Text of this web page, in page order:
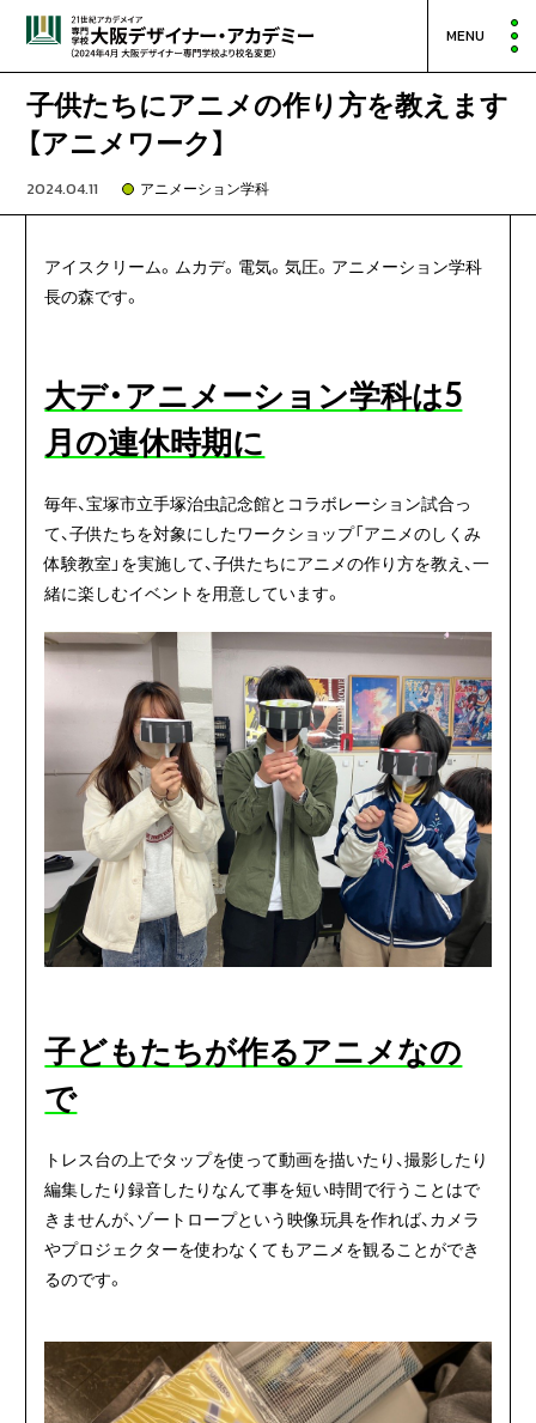
MENU
子供たちにアニメの作り方を教えます
【アニメワーク】
2024.04.11 アニメーション学科
アイスクリーム。ムカデ。電気。気圧。アニメーション学科
長の森です。
大デ・アニメーション学科は5
月の連休時期に
毎年、宝塚市立手塚治虫記念館とコラボレーション試合っ
て、子供たちを対象にしたワークショップ「アニメのしくみ
体験教室」を実施して、子供たちにアニメの作り方を教え、一
緒に楽しむイベントを用意しています。
子どもたちが作るアニメなの
で
トレス台の上でタップを使って動画を描いたり、撮影したり
編集したり録音したりなんて事を短い時間で行うことはで
きませんが、ゾートロープという映像玩具を作れば、カメラ
やプロジェクターを使わなくてもアニメを観ることができ
るのです。